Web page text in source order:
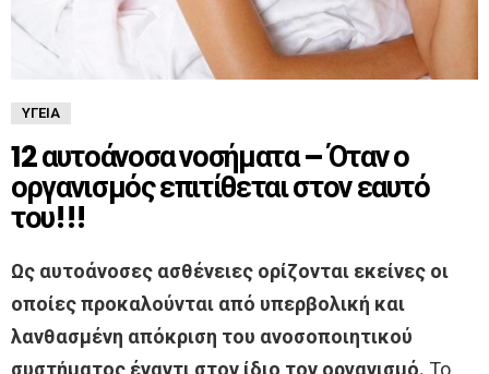
ΥΓΕΊΑ
12 αυτοάνοσα νοσήματα – Όταν ο
οργανισμός επιτίθεται στον εαυτό
του!!!
Ως αυτοάνοσες ασθένειες ορίζονται εκείνες οι
οποίες προκαλούνται από υπερβολική και
λανθασμένη απόκριση του ανοσοποιητικού
συστήματος έναντι στον ίδιο τον οργανισμό. Το